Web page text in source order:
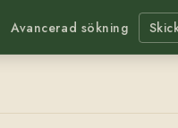
Avancerad sökning